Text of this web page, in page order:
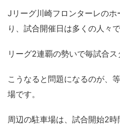
Jリーグ川崎フロンターレの
り、試合開催日は多くの人々
リーグ2連覇の勢いで毎試合ス
こうなると問題になるのが、
場です。
周辺の駐車場は、試合開始2時